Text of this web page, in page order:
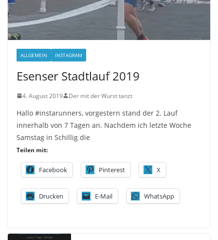
ALLGEMEIN INSTAGRAM
Esenser Stadtlauf 2019
4. August 2019 Der mit der Wurst tanzt
Hallo #instarunners, vorgestern stand der 2. Lauf
innerhalb von 7 Tagen an. Nachdem ich letzte Woche
Samstag in Schillig die
Teilen mit:
Facebook Pinterest X
Drucken E-Mail WhatsApp